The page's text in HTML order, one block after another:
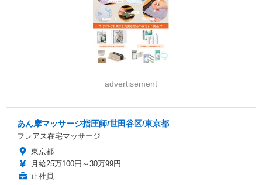
advertisement
あん摩マッサージ指圧師/世田谷区/東京都
フレアス在宅マッサージ
東京都
月給25万100円～30万99円
正社員